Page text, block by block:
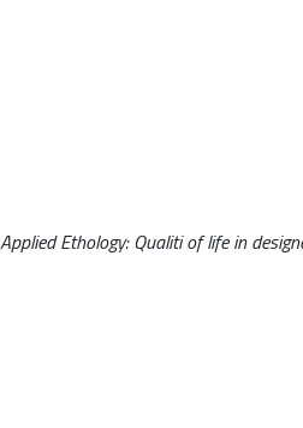
Ethology: Qualiti of life in